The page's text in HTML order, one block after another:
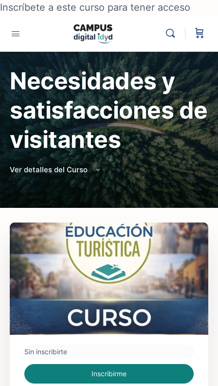
Inscríbete a este curso para tener acceso
Necesidades y
satisfacciones de
visitantes
Ver detalles del Curso
Sin inscribirte
Inscribirme